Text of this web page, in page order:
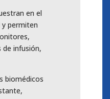
en el
permiten
de infusión,
biomédicos